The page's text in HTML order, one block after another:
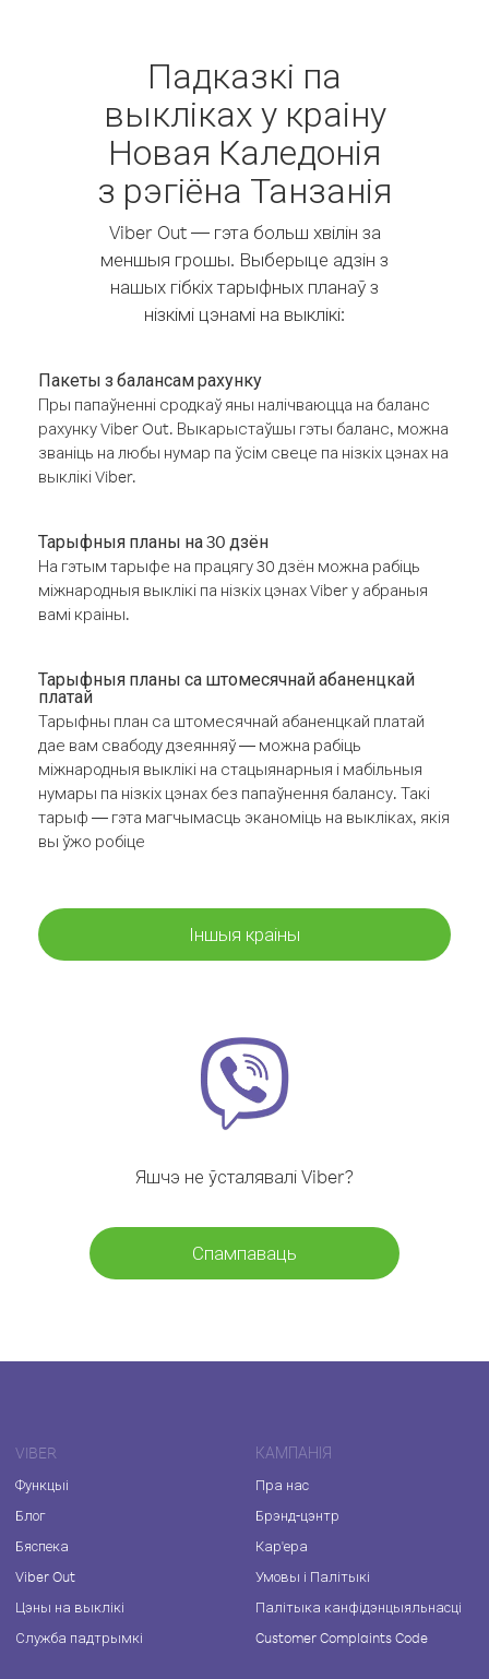
Падказкі па
выкліках у краіну
Новая Каледонія
з рэгіёна Танзанія
Viber Out — гэта больш хвілін за
меншыя грошы. Выберыце адзін з
нашых гібкіх тарыфных планаў з
нізкімі цэнамі на выклікі:
Пакеты з балансам рахунку
Пры папаўненні сродкаў яны налічваюцца на баланс
рахунку Viber Out. Выкарыстаўшы гэты баланс, можна
званіць на любы нумар па ўсім свеце па нізкіх цэнах на
выклікі Viber.
Тарыфныя планы на 30 дзён
На гэтым тарыфе на працягу 30 дзён можна рабіць
міжнародныя выклікі па нізкіх цэнах Viber у абраныя
вамі краіны.
Тарыфныя планы са штомесячнай абаненцкай
платай
Тарыфны план са штомесячнай абаненцкай платай
дае вам свабоду дзеянняў — можна рабіць
міжнародныя выклікі на стацыянарныя і мабільныя
нумары па нізкіх цэнах без папаўнення балансу. Такі
тарыф — гэта магчымасць эканоміць на выкліках, якія
вы ўжо робіце
Іншыя краіны
Яшчэ не ўсталявалі Viber?
Спампаваць
VIBER
Функцыі
Блог
Бяспека
Viber Out
Цэны на выклікі
Служба падтрымкі
КАМПАНІЯ
Пра нас
Брэнд-цэнтр
Кар'ера
Умовы і Палітыкі
Палітыка канфідэнцыяльнасці
Customer Complaints Code